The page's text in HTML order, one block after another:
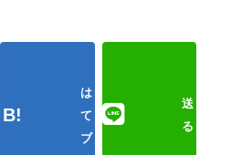
は
て
ブ
送
る